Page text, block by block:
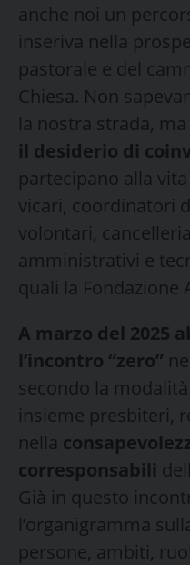
anche noi un
inseriva nella
pastorale e del
Chiesa. Non
la nostra strada,
il desiderio di
partecipano alla
vicari, coordinatori
volontari,
amministrativi e
quali la Fondazione
A marzo del 2025
l’incontro “zero”
secondo la
insieme presbiteri,
nella
corresponsabili
Già in questo
l’organigramma
persone, ambiti,